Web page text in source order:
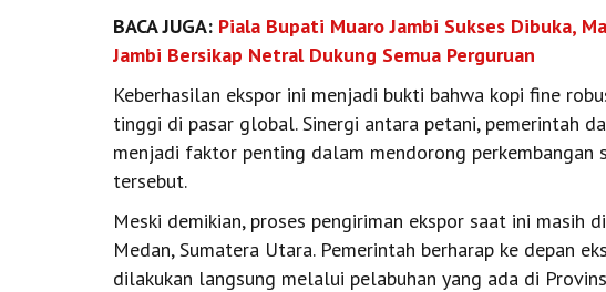
BACA JUGA: Piala Bupati Muaro Jambi Sukses Dibuka,
Jambi Bersikap Netral Dukung Semua Perguruan
Keberhasilan ekspor ini menjadi bukti bahwa kopi fine
tinggi di pasar global. Sinergi antara petani, pemerintah
menjadi faktor penting dalam mendorong perkembangan
tersebut.
Meski demikian, proses pengiriman ekspor saat ini masih
Medan, Sumatera Utara. Pemerintah berharap ke depan
dilakukan langsung melalui pelabuhan yang ada di